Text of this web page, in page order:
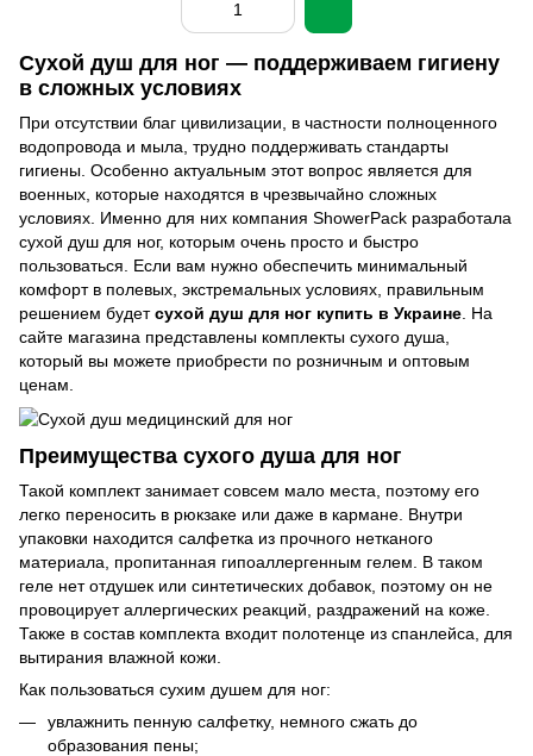
Сухой душ для ног — поддерживаем гигиену
в сложных условиях
При отсутствии благ цивилизации, в частности полноценного
водопровода и мыла, трудно поддерживать стандарты
гигиены. Особенно актуальным этот вопрос является для
военных, которые находятся в чрезвычайно сложных
условиях. Именно для них компания ShowerPack разработала
сухой душ для ног, которым очень просто и быстро
пользоваться. Если вам нужно обеспечить минимальный
комфорт в полевых, экстремальных условиях, правильным
решением будетсухой душ для ног купить в Украине. На
сайте магазина представлены комплекты сухого душа,
который вы можете приобрести по розничным и оптовым
ценам.
Преимущества сухого душа для ног
Такой комплект занимает совсем мало места, поэтому его
легко переносить в рюкзаке или даже в кармане. Внутри
упаковки находится салфетка из прочного нетканого
материала, пропитанная гипоаллергенным гелем. В таком
геле нет отдушек или синтетических добавок, поэтому он не
провоцирует аллергических реакций, раздражений на коже.
Также в состав комплекта входит полотенце из спанлейса, для
вытирания влажной кожи.
Как пользоваться сухим душем для ног:
увлажнить пенную салфетку, немного сжать до
образования пены;